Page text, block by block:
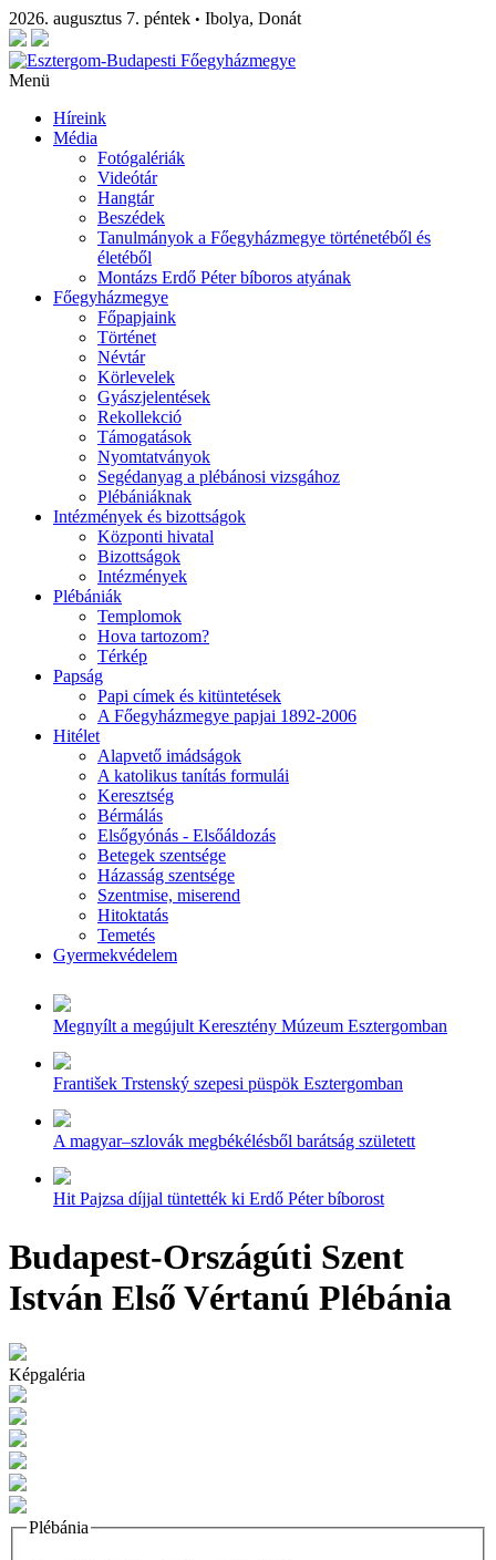
2026. augusztus 7. péntek • Ibolya, Donát
Menü
Híreink
Média
Fotógalériák
Videótár
Hangtár
Beszédek
Tanulmányok a Főegyházmegye történetéből és
életéből
Montázs Erdő Péter bíboros atyának
Főegyházmegye
Főpapjaink
Történet
Névtár
Körlevelek
Gyászjelentések
Rekollekció
Támogatások
Nyomtatványok
Segédanyag a plébánosi vizsgához
Plébániáknak
Intézmények és bizottságok
Központi hivatal
Bizottságok
Intézmények
Plébániák
Templomok
Hova tartozom?
Térkép
Papság
Papi címek és kitüntetések
A Főegyházmegye papjai 1892-2006
Hitélet
Alapvető imádságok
A katolikus tanítás formulái
Keresztség
Bérmálás
Elsőgyónás - Elsőáldozás
Betegek szentsége
Házasság szentsége
Szentmise, miserend
Hitoktatás
Temetés
Gyermekvédelem
Megnyílt a megújult Keresztény Múzeum Esztergomban
František Trstenský szepesi püspök Esztergomban
A magyar–szlovák megbékélésből barátság született
Hit Pajzsa díjjal tüntették ki Erdő Péter bíborost
Budapest-Országúti Szent
István Első Vértanú Plébánia
Képgaléria
Plébánia